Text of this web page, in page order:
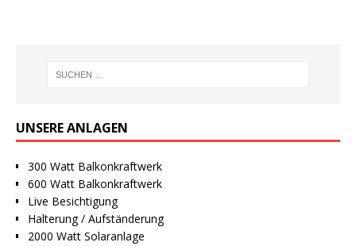
UNSERE ANLAGEN
300 Watt Balkonkraftwerk
600 Watt Balkonkraftwerk
Live Besichtigung
Halterung / Aufständerung
2000 Watt Solaranlage